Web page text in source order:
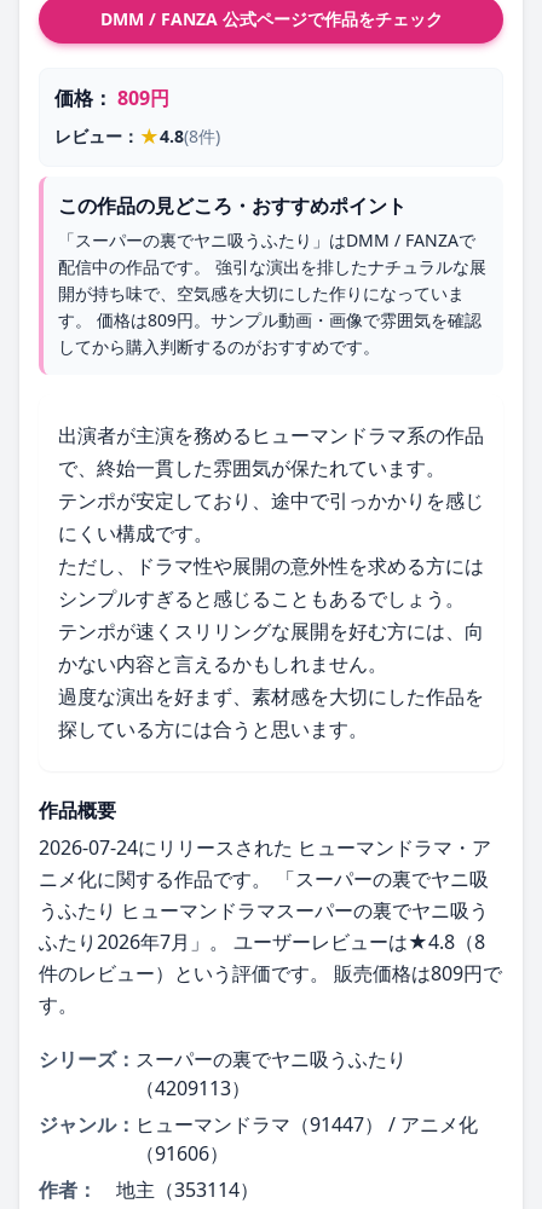
DMM / FANZA 公式ページで作品をチェック
価格： 809円
レビュー： ★4.8(8件)
この作品の見どころ・おすすめポイント
「スーパーの裏でヤニ吸うふたり」はDMM / FANZAで
配信中の作品です。 強引な演出を排したナチュラルな展
開が持ち味で、空気感を大切にした作りになっていま
す。 価格は809円。サンプル動画・画像で雰囲気を確認
してから購入判断するのがおすすめです。
出演者が主演を務めるヒューマンドラマ系の作品
で、終始一貫した雰囲気が保たれています。
テンポが安定しており、途中で引っかかりを感じ
にくい構成です。
ただし、ドラマ性や展開の意外性を求める方には
シンプルすぎると感じることもあるでしょう。
テンポが速くスリリングな展開を好む方には、向
かない内容と言えるかもしれません。
過度な演出を好まず、素材感を大切にした作品を
探している方には合うと思います。
作品概要
2026-07-24にリリースされた ヒューマンドラマ・ア
ニメ化に関する作品です。 「スーパーの裏でヤニ吸
うふたり ヒューマンドラマスーパーの裏でヤニ吸う
ふたり2026年7月」。 ユーザーレビューは★4.8（8
件のレビュー）という評価です。 販売価格は809円で
す。
シリーズ： スーパーの裏でヤニ吸うふたり
（4209113）
ジャンル： ヒューマンドラマ（91447） / アニメ化
（91606）
作者：
地主（353114）